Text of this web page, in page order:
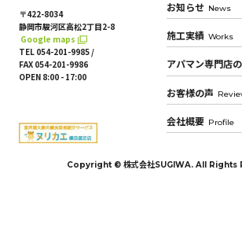
〒422-8034
静岡市駿河区高松2丁目2-8
Google maps
TEL 054-201-9985 /
FAX 054-201-9986
OPEN 8:00 - 17:00
アパマン専門店
お知らせ News
お客様の声
施工実績 Works
会社概要 Profile
Copyright © 株式会社SUGIWA. All Rights